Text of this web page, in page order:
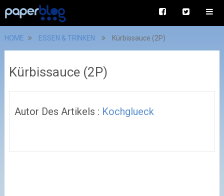
HOME ESSEN & TRINKEN Kürbissauce (2P)
Kürbissauce (2P)
Autor Des Artikels : Kochglueck